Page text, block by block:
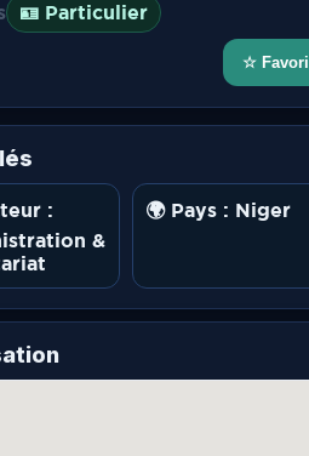
🪪 Particulier
☆ Favori
:
&
🌍 Pays : Niger